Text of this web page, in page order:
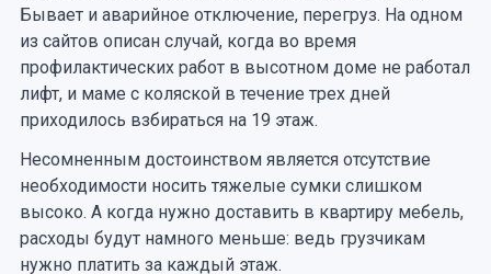
Бывает и аварийное отключение, перегруз. На одном
из сайтов описан случай, когда во время
профилактических работ в высотном доме не работал
лифт, и маме с коляской в течение трех дней
приходилось взбираться на 19 этаж.
Несомненным достоинством является отсутствие
необходимости носить тяжелые сумки слишком
высоко. А когда нужно доставить в квартиру мебель,
расходы будут намного меньше: ведь грузчикам
нужно платить за каждый этаж.